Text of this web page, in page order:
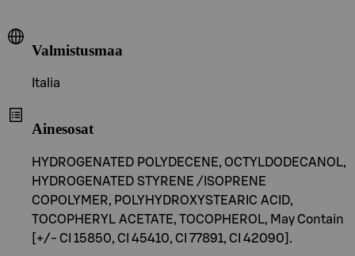
Valmistusmaa
Italia
Ainesosat
HYDROGENATED POLYDECENE, OCTYLDODECANOL,
HYDROGENATED STYRENE /ISOPRENE
COPOLYMER, POLYHYDROXYSTEARIC ACID,
TOCOPHERYL ACETATE, TOCOPHEROL, May Contain
[+/- CI 15850, CI 45410, CI 77891, CI 42090].